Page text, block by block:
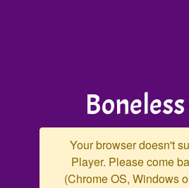
Your browser doesn't
Player. Please come
(Chrome OS, Windows